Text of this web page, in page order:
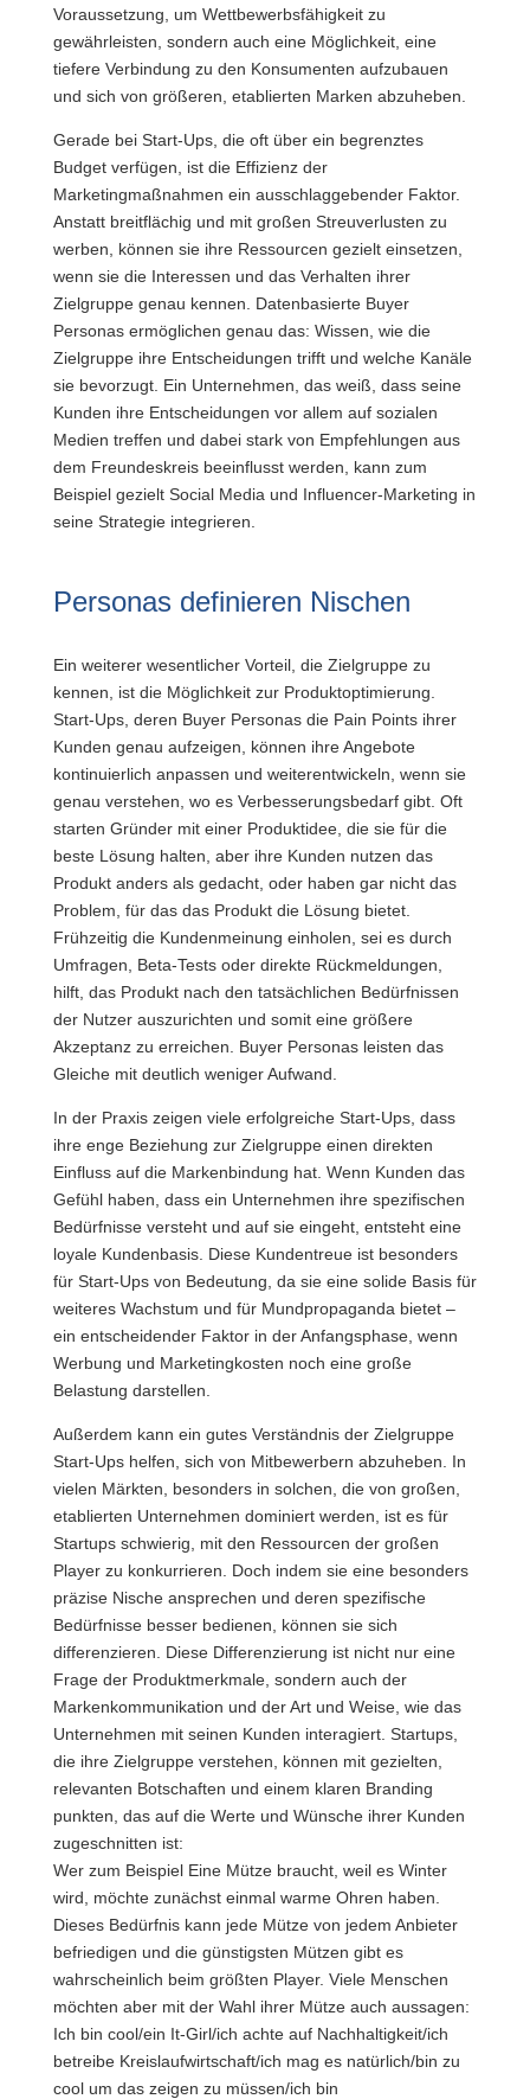
Voraussetzung, um Wettbewerbsfähigkeit zu
gewährleisten, sondern auch eine Möglichkeit, eine
tiefere Verbindung zu den Konsumenten aufzubauen
und sich von größeren, etablierten Marken abzuheben.
Gerade bei Start-Ups, die oft über ein begrenztes
Budget verfügen, ist die Effizienz der
Marketingmaßnahmen ein ausschlaggebender Faktor.
Anstatt breitflächig und mit großen Streuverlusten zu
werben, können sie ihre Ressourcen gezielt einsetzen,
wenn sie die Interessen und das Verhalten ihrer
Zielgruppe genau kennen. Datenbasierte Buyer
Personas ermöglichen genau das: Wissen, wie die
Zielgruppe ihre Entscheidungen trifft und welche Kanäle
sie bevorzugt. Ein Unternehmen, das weiß, dass seine
Kunden ihre Entscheidungen vor allem auf sozialen
Medien treffen und dabei stark von Empfehlungen aus
dem Freundeskreis beeinflusst werden, kann zum
Beispiel gezielt Social Media und Influencer-Marketing in
seine Strategie integrieren.
Personas definieren Nischen
Ein weiterer wesentlicher Vorteil, die Zielgruppe zu
kennen, ist die Möglichkeit zur Produktoptimierung.
Start-Ups, deren Buyer Personas die Pain Points ihrer
Kunden genau aufzeigen, können ihre Angebote
kontinuierlich anpassen und weiterentwickeln, wenn sie
genau verstehen, wo es Verbesserungsbedarf gibt. Oft
starten Gründer mit einer Produktidee, die sie für die
beste Lösung halten, aber ihre Kunden nutzen das
Produkt anders als gedacht, oder haben gar nicht das
Problem, für das das Produkt die Lösung bietet.
Frühzeitig die Kundenmeinung einholen, sei es durch
Umfragen, Beta-Tests oder direkte Rückmeldungen,
hilft, das Produkt nach den tatsächlichen Bedürfnissen
der Nutzer auszurichten und somit eine größere
Akzeptanz zu erreichen. Buyer Personas leisten das
Gleiche mit deutlich weniger Aufwand.
In der Praxis zeigen viele erfolgreiche Start-Ups, dass
ihre enge Beziehung zur Zielgruppe einen direkten
Einfluss auf die Markenbindung hat. Wenn Kunden das
Gefühl haben, dass ein Unternehmen ihre spezifischen
Bedürfnisse versteht und auf sie eingeht, entsteht eine
loyale Kundenbasis. Diese Kundentreue ist besonders
für Start-Ups von Bedeutung, da sie eine solide Basis für
weiteres Wachstum und für Mundpropaganda bietet –
ein entscheidender Faktor in der Anfangsphase, wenn
Werbung und Marketingkosten noch eine große
Belastung darstellen.
Außerdem kann ein gutes Verständnis der Zielgruppe
Start-Ups helfen, sich von Mitbewerbern abzuheben. In
vielen Märkten, besonders in solchen, die von großen,
etablierten Unternehmen dominiert werden, ist es für
Startups schwierig, mit den Ressourcen der großen
Player zu konkurrieren. Doch indem sie eine besonders
präzise Nische ansprechen und deren spezifische
Bedürfnisse besser bedienen, können sie sich
differenzieren. Diese Differenzierung ist nicht nur eine
Frage der Produktmerkmale, sondern auch der
Markenkommunikation und der Art und Weise, wie das
Unternehmen mit seinen Kunden interagiert. Startups,
die ihre Zielgruppe verstehen, können mit gezielten,
relevanten Botschaften und einem klaren Branding
punkten, das auf die Werte und Wünsche ihrer Kunden
zugeschnitten ist:
Wer zum Beispiel Eine Mütze braucht, weil es Winter
wird, möchte zunächst einmal warme Ohren haben.
Dieses Bedürfnis kann jede Mütze von jedem Anbieter
befriedigen und die günstigsten Mützen gibt es
wahrscheinlich beim größten Player. Viele Menschen
möchten aber mit der Wahl ihrer Mütze auch aussagen:
Ich bin cool/ein It-Girl/ich achte auf Nachhaltigkeit/ich
betreibe Kreislaufwirtschaft/ich mag es natürlich/bin zu
cool um das zeigen zu müssen/ich bin